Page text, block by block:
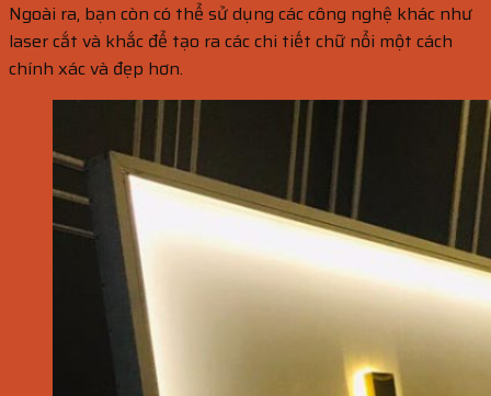
Ngoài ra, bạn còn có thể sử dụng các công nghệ khác như
laser cắt và khắc để tạo ra các chi tiết chữ nổi một cách
chính xác và đẹp hơn.